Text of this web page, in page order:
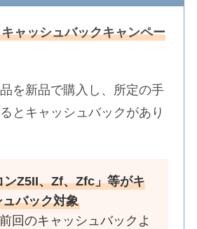
ャッシュバックキャンペー
を新品で購入し、所定の手
とキャッシュバックがあり
ンZ5II、Zf、Zfc」等がキ
ュバック対象
回のキャッシュバックよ